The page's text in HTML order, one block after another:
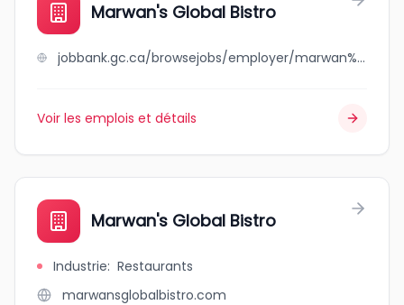
Marwan's Global Bistro
jobbank.gc.ca/browsejobs/employer/marwan%27s+global+bistro/ca
Voir les emplois et détails
Marwan's Global Bistro
Industrie: Restaurants
marwansglobalbistro.com